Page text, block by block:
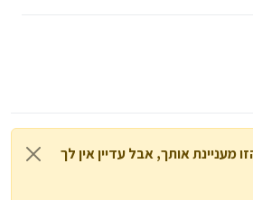
מעניינת אותך, אבל עדיין אין לך